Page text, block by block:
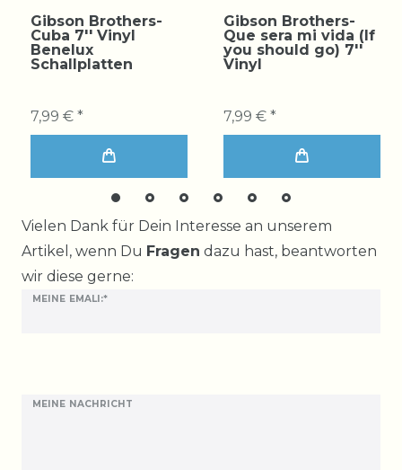
Gibson Brothers-
Cuba 7'' Vinyl
Benelux
Schallplatten
7,99 € *
Gibson Brothers-
Que sera mi vida (If
you should go) 7''
Vinyl
7,99 € *
Vielen Dank für Dein Interesse an unserem
Artikel, wenn Du Fragen dazu hast, beantworten
wir diese gerne:
MEINE EMALI:*
MEINE NACHRICHT
Ceres::Template.mailFormHoneypotLabel